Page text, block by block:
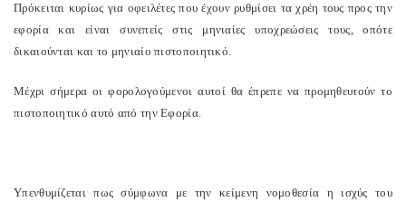
Πρόκειται κυρίως για οφειλέτες που έχουν ρυθμίσει τα χρέη τους προς την
εφορία και είναι συνεπείς στις μηνιαίες υποχρεώσεις τους, οπότε
δικαιούνται και το μηνιαίο πιστοποιητικό.
Μέχρι σήμερα οι φορολογούμενοι αυτοί θα έπρεπε να προμηθευτούν το
πιστοποιητικό αυτό από την Εφορία.
Υπενθυμίζεται πως σύμφωνα με την κείμενη νομοθεσία η ισχύς του